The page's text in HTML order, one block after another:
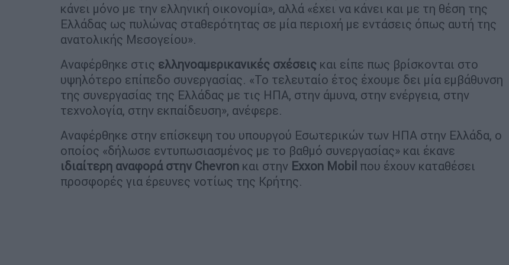
κάνει μόνο με την ελληνική οικονομία», αλλά «έχει να κάνει και με τη θέση της
Ελλάδας ως πυλώνας σταθερότητας σε μία περιοχή με εντάσεις όπως αυτή της
ανατολικής Μεσογείου».
Αναφέρθηκε στις ελληνοαμερικανικές σχέσεις και είπε πως βρίσκονται στο
υψηλότερο επίπεδο συνεργασίας. «Το τελευταίο έτος έχουμε δει μία εμβάθυνση
της συνεργασίας της Ελλάδας με τις ΗΠΑ, στην άμυνα, στην ενέργεια, στην
τεχνολογία, στην εκπαίδευση», ανέφερε.
Αναφέρθηκε στην επίσκεψη του υπουργού Εσωτερικών των ΗΠΑ στην Ελλάδα, ο
οποίος «δήλωσε εντυπωσιασμένος με το βαθμό συνεργασίας» και έκανε
ιδιαίτερη αναφορά στην Chevron και στην Exxon Mobil που έχουν καταθέσει
προσφορές για έρευνες νοτίως της Κρήτης.